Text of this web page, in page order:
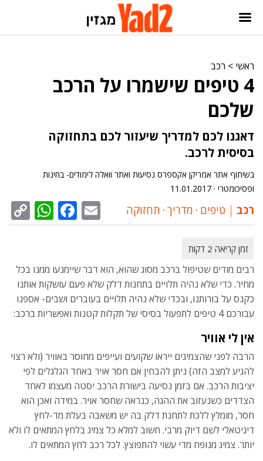
ראשי > רכב
4 טיפים שישמרו על הרכב
שלכם
דאגנו לכם למדריך שיעזור לכם בתחזוקה
בסיסית לרכב.
בשיתוף אתר אמריקן אקספרס נסיעות ואתר וואלה לימודים- בחינות
ופסיכומטרי · 11.01.2017
רכב טיפים ‧ מדריך ‧ תחזוקה Email
רבים מודים שטיפול ברכב מסוג שהוא, הוא דבר שיימנעו ממנו בכל
מחיר. כדי שלא נהיה תלויים בתחנות דלק שלא פעם עושקות אותנו
כקנס על בורותנו, ובכדי שלא נהיה תלויים בעוברים ושבים- אספנו
עבורכם 4 טיפים לתפעול בסיסי של תקלות קטנות ואפשריות ברכב:
אין לי אוויר
הרבה לפני שהצמיגים ייראו שקועים ועייפים מחוסר באוויר (ולא רצוי
להגיע למצב הזה) ניתן להבחין אם חסר אויר באחד הגלגלים לפי
יציבות הרכב. אם בזמן נסיעה בישורת הרכב יסטה מעצמו לאחד
הצדדים כשנעזוב את ההגה, כנראה שחסר אויר. במידה ואכן הוא
חסר, מומלץ ללכת לתחנת דלק בה יש משאבה בעלת מד-לחץ
דיגיטאלי לשם דיוק מרבי. חשוב למלא כל צמיג בלחץ המתאים לו ולא
יותר. צמיג מנופח מדי עשוי להתפוצץ. לכל רכב לחץ המתאים לו.